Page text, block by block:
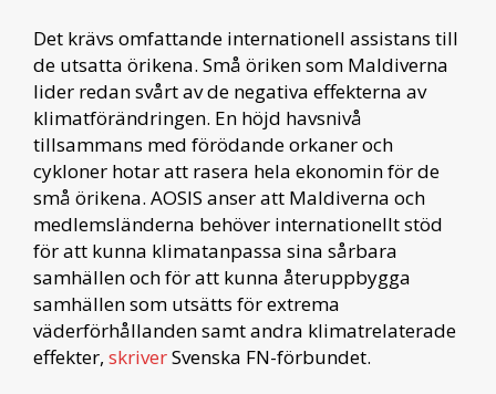
Det krävs omfattande internationell assistans till
de utsatta örikena. Små öriken som Maldiverna
lider redan svårt av de negativa effekterna av
klimatförändringen. En höjd havsnivå
tillsammans med förödande orkaner och
cykloner hotar att rasera hela ekonomin för de
små örikena. AOSIS anser att Maldiverna och
medlemsländerna behöver internationellt stöd
för att kunna klimatanpassa sina sårbara
samhällen och för att kunna återuppbygga
samhällen som utsätts för extrema
väderförhållanden samt andra klimatrelaterade
effekter, skriverSvenska FN-förbundet.